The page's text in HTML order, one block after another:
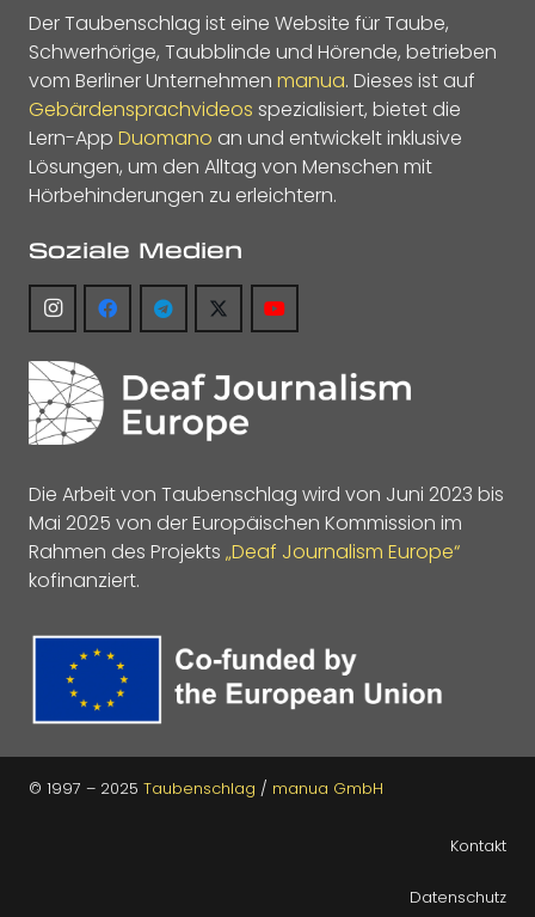
Der Taubenschlag ist eine Website für Taube,
Schwerhörige, Taubblinde und Hörende, betrieben
vom Berliner Unternehmen manua. Dieses ist auf
Gebärdensprachvideos spezialisiert, bietet die
Lern-App Duomano an und entwickelt inklusive
Lösungen, um den Alltag von Menschen mit
Hörbehinderungen zu erleichtern.
Soziale Medien
Die Arbeit von Taubenschlag wird von Juni 2023 bis
Mai 2025 von der Europäischen Kommission im
Rahmen des Projekts „Deaf Journalism Europe“
kofinanziert.
© 1997 – 2025 Taubenschlag / manua GmbH
Kontakt
Datenschutz